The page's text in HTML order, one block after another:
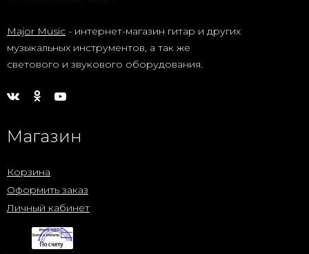
Major Music - интернет-магазин гитар и других
музыкальных инструментов, а так же
светового и звукового оборудования.
Магазин
Корзина
Оформить заказ
Личный кабинет